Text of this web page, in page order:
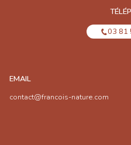
03 81
EMAIL
contact@francois-nature.com